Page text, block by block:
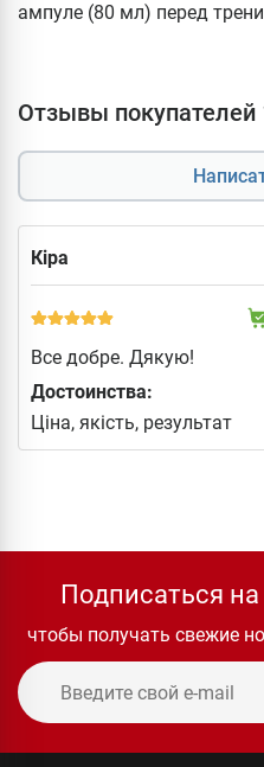
ампуле (80 мл) перед
Отзывы покупателей
Кіра
Все добре. Дякую!
Достоинства:
Ціна, якість, результат
Подписаться
чтобы получать свежие